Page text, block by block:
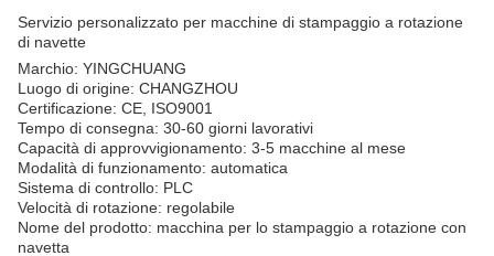
Servizio personalizzato per macchine di stampaggio a rotazione
di navette
Marchio: YINGCHUANG
Luogo di origine: CHANGZHOU
Certificazione: CE, ISO9001
Tempo di consegna: 30-60 giorni lavorativi
Capacità di approvvigionamento: 3-5 macchine al mese
Modalità di funzionamento: automatica
Sistema di controllo: PLC
Velocità di rotazione: regolabile
Nome del prodotto: macchina per lo stampaggio a rotazione con
navetta